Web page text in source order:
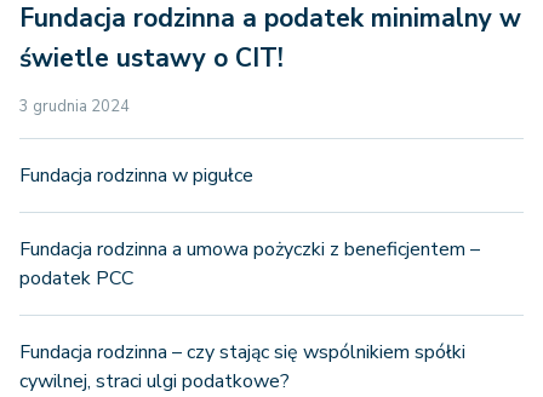
Fundacja rodzinna a podatek minimalny w
świetle ustawy o CIT!
3 grudnia 2024
Fundacja rodzinna w pigułce
Fundacja rodzinna a umowa pożyczki z beneficjentem –
podatek PCC
Fundacja rodzinna – czy stając się wspólnikiem spółki
cywilnej, straci ulgi podatkowe?